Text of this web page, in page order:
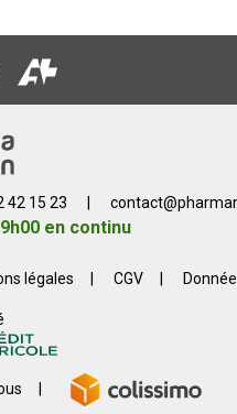
42 15 23 contact@
en continu
légales CGV